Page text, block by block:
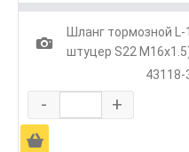
1
Шланг тормозной
штуцер S22
43118-
- +
Ä